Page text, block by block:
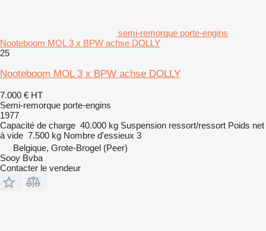
semi-remorque porte-engins
Nooteboom MOL 3 x BPW achse DOLLY
25
Nooteboom MOL 3 x BPW achse DOLLY
7.000 € HT
Semi-remorque porte-engins
1977
Capacité de charge 40.000 kg Suspension ressort/ressort Poids net
à vide 7.500 kg Nombre d'essieux 3
Belgique, Grote-Brogel (Peer)
Sooy Bvba
Contacter le vendeur